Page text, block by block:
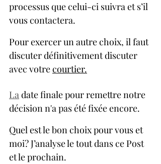
processus que celui-ci suivra et s’il
vous contactera.
Pour exercer un autre choix, il faut
discuter définitivement discuter
avec votre courtier.
La date finale pour remettre notre
décision n'a pas été fixée encore.
Quel est le bon choix pour vous et
moi? J’analyse le tout dans ce Post
et le prochain.